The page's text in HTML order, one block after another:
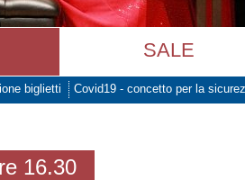
SALE
biglietti Covid19 - concetto per la
16.30